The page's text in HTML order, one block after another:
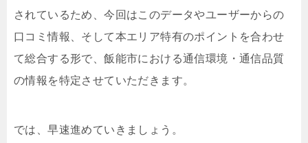
されているため、今回はこのデータやユーザーからの
口コミ情報、そして本エリア特有のポイントを合わせ
て総合する形で、飯能市における通信環境・通信品質
の情報を特定させていただきます。
では、早速進めていきましょう。